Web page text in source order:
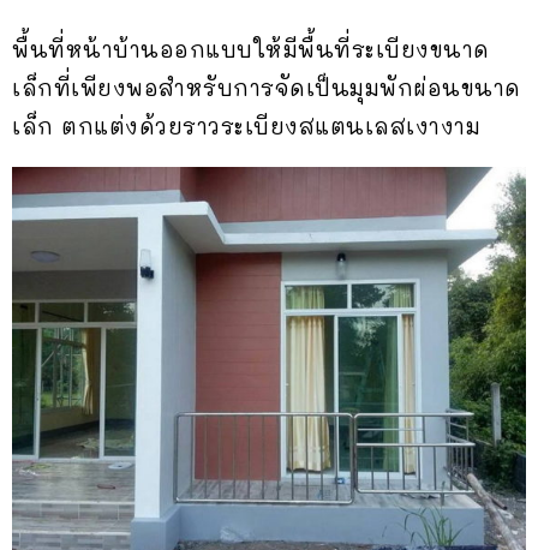
พื้นที่หน้าบ้านออกแบบให้มีพื้นที่ระเบียงขนาด
เล็กที่เพียงพอสำหรับการจัดเป็นมุมพักผ่อนขนาด
เล็ก ตกแต่งด้วยราวระเบียงสแตนเลสเงางาม